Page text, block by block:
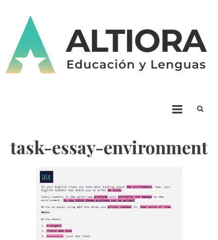
ALTIORA – Educación y
task-essay-environment